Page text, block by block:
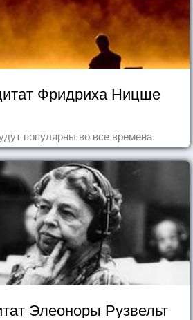
Фридриха Ницше
популярны во все времена.
Элеоноры Рузвельт